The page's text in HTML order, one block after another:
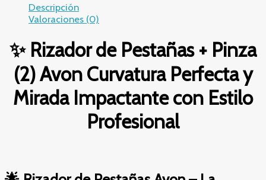
Chile
Curvatura
Perfecta
Mirada
Descripción
Valoraciones (0)
✨ Rizador de Pestañas + Pinza
(2) Avon Curvatura Perfecta y
Mirada Impactante con Estilo
Profesional